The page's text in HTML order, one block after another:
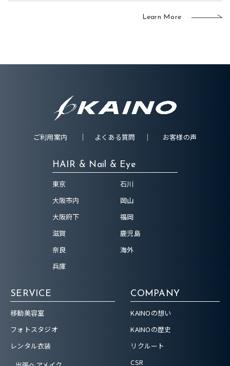
Learn More
ご利用案内 よくある質問 お客様の声
HAIR & Nail & Eye
東京
大阪市内
大阪府下
滋賀
奈良
兵庫
石川
岡山
福岡
鹿児島
海外
SERVICE
移動美容室
フォトスタジオ
レンタル衣装
COMPANY
KAINOの想い
KAINOの歴史
リクルート
CSR